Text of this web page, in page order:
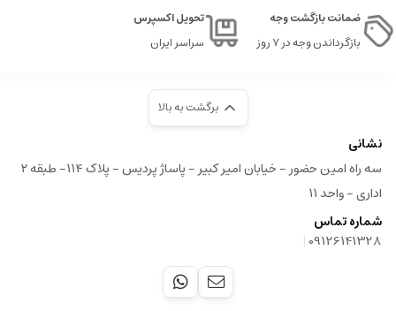
ضمانت بازگشت وجه
بازگرداندن وجه در ۷ روز
تحویل اکسپرس
سراسر ایران
برگشت به بالا
نشانی
سه راه امین حضور - خیابان امیر کبیر - پاساژ پردیس - پلاک ۱۱۴- طبقه ۲
اداری - واحد ۱۱
شماره تماس
09126141328
|